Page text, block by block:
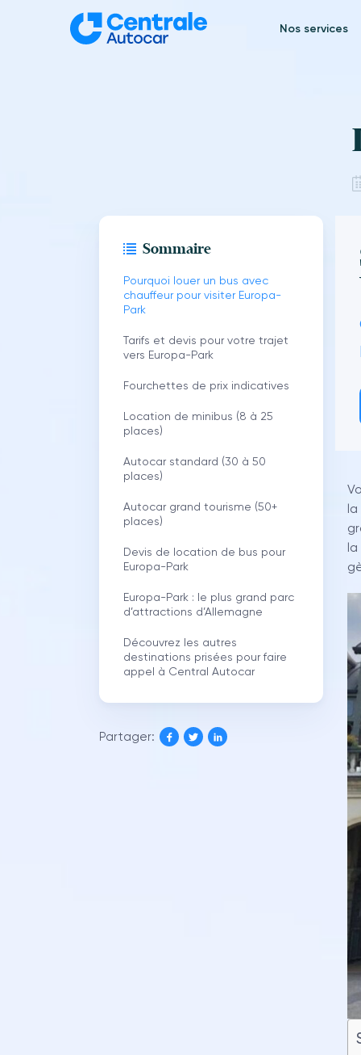
Nos services
Sommaire
Pourquoi louer un bus avec
chauffeur pour visiter Europa-
Park
Tarifs et devis pour votre trajet
vers Europa-Park
Fourchettes de prix indicatives
Location de minibus (8 à 25
places)
Autocar standard (30 à 50
places)
Autocar grand tourisme (50+
places)
Devis de location de bus pour
Europa-Park
Europa-Park : le plus grand parc
d’attractions d’Allemagne
Découvrez les autres
destinations prisées pour faire
appel à Central Autocar
Partager: